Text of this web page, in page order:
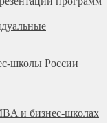
школы России
и бизнес-школах